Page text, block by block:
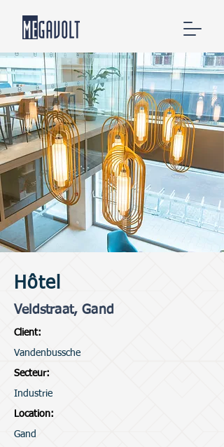
Hôtel
Veldstraat, Gand
Client:
Vandenbussche
Secteur:
Industrie
Location:
Gand